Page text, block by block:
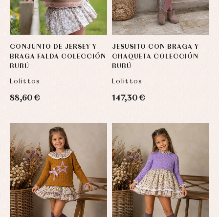
CONJUNTO DE JERSEY Y
BRAGA FALDA COLECCIÓN
BUBÚ
Lolittos
88,60 €
JESUSITO CON BRAGA Y
CHAQUETA COLECCIÓN
BUBÚ
Lolittos
147,30 €